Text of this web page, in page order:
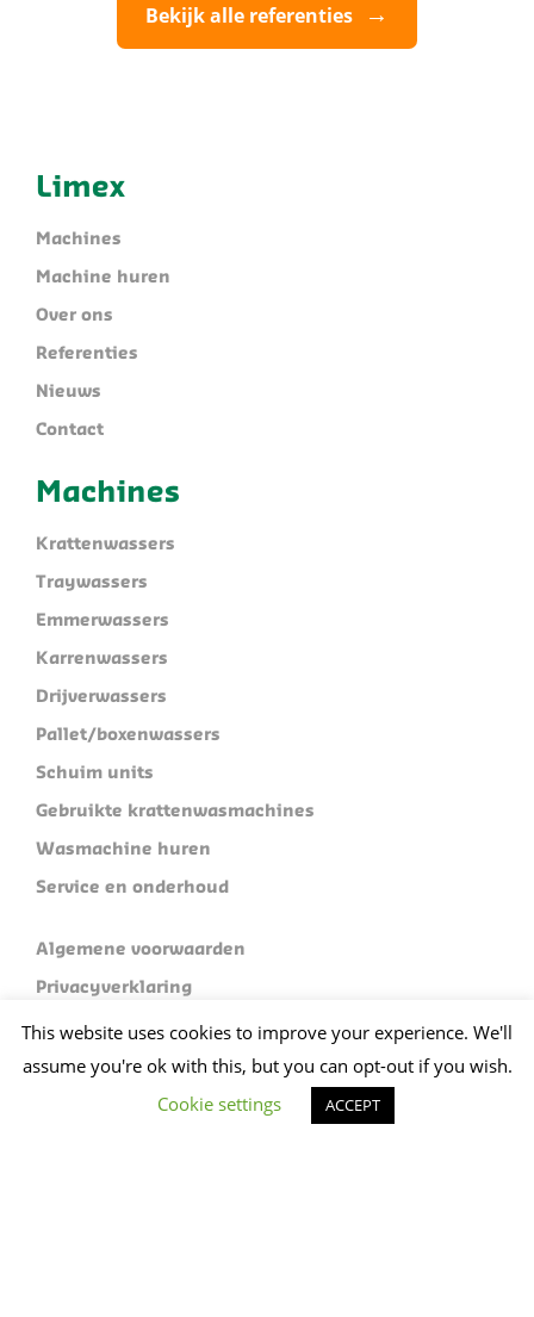
Bekijk alle referenties
Limex
Machines
Machine huren
Over ons
Referenties
Nieuws
Contact
Machines
Krattenwassers
Traywassers
Emmerwassers
Karrenwassers
Drijverwassers
Pallet/boxenwassers
Schuim units
Gebruikte krattenwasmachines
Wasmachine huren
Service en onderhoud
Algemene voorwaarden
Privacyverklaring
Sitemap
Limex Machine Exploitatie B.V.
Industrieterrein 120
This website uses cookies to improve your experience. We'll
assume you're ok with this, but you can opt-out if you wish.
Cookie settings
ACCEPT